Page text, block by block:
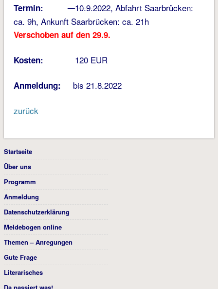
Termin: 10.9.2022, Abfahrt Saarbrücken:
ca. 9h, Ankunft Saarbrücken: ca. 21h
Verschoben auf den 29.9.
Kosten: 120 EUR
Anmeldung: bis 21.8.2022
zurück
Startseite
Über uns
Programm
Anmeldung
Datenschutzerklärung
Meldebogen online
Themen – Anregungen
Gute Frage
Literarisches